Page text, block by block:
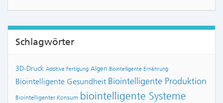
Schlagwörter
3D-Druck Additive Fertigung Algen Biointelligente Ernährung
Biointelligente Gesundheit Biointelligente Produktion
Biointelligenter Konsum biointelligente Systeme